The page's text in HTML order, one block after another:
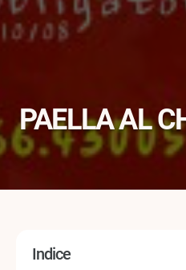
PAELLA AL
Indice